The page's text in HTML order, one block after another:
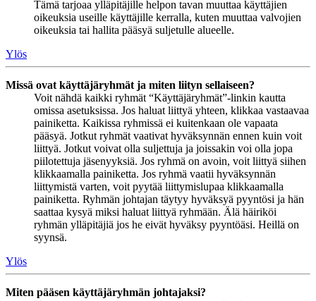
Tämä tarjoaa ylläpitäjille helpon tavan muuttaa käyttäjien
oikeuksia useille käyttäjille kerralla, kuten muuttaa valvojien
oikeuksia tai hallita pääsyä suljetulle alueelle.
Ylös
Missä ovat käyttäjäryhmät ja miten liityn sellaiseen?
Voit nähdä kaikki ryhmät “Käyttäjäryhmät”-linkin kautta
omissa asetuksissa. Jos haluat liittyä yhteen, klikkaa vastaavaa
painiketta. Kaikissa ryhmissä ei kuitenkaan ole vapaata
pääsyä. Jotkut ryhmät vaativat hyväksynnän ennen kuin voit
liittyä. Jotkut voivat olla suljettuja ja joissakin voi olla jopa
piilotettuja jäsenyyksiä. Jos ryhmä on avoin, voit liittyä siihen
klikkaamalla painiketta. Jos ryhmä vaatii hyväksynnän
liittymistä varten, voit pyytää liittymislupaa klikkaamalla
painiketta. Ryhmän johtajan täytyy hyväksyä pyyntösi ja hän
saattaa kysyä miksi haluat liittyä ryhmään. Älä häiriköi
ryhmän ylläpitäjiä jos he eivät hyväksy pyyntöäsi. Heillä on
syynsä.
Ylös
Miten pääsen käyttäjäryhmän johtajaksi?